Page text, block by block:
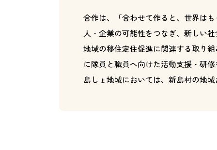
合作は、「合わせて作ると、世界は
人・企業の可能性をつなぎ、新しい
地域の移住定住促進に関連する取り
に隊員と職員へ向けた活動支援・研
島しょ地域においては、新島村の地